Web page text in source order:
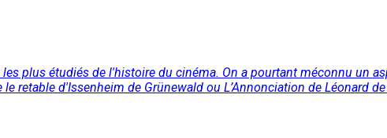
plus étudiés de l'histoire du cinéma. On a pourtant méconnu un
retable d'Issenheim de Grünewald ou L’Annonciation de Léonard